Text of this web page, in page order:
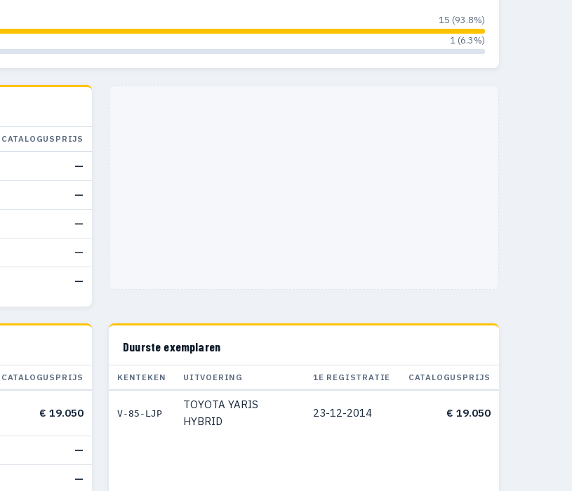
15 (93.8%)
1 (6.3%)
CATALOGUSPRIJS
—
—
—
—
—
CATALOGUSPRIJS
€ 19.050
—
—
Duurste exemplaren
KENTEKEN UITVOERING 1E REGISTRATIE CATALOGUSPRIJS
V-85-LJP
TOYOTA YARIS
HYBRID
23-12-2014 € 19.050